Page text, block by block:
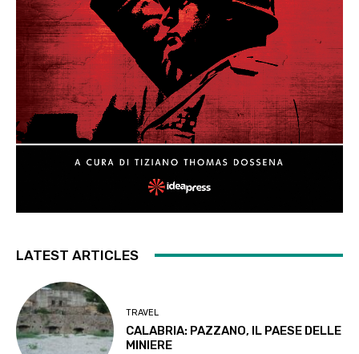
LATEST ARTICLES
TRAVEL
CALABRIA: PAZZANO, IL PAESE DELLE
MINIERE